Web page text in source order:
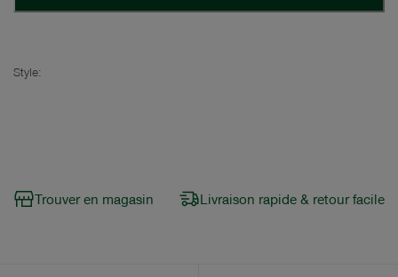
Style:
Trouver en magasin Livraison rapide & retour facile